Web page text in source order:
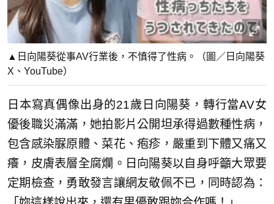
▲日向陽葵從事AV行業後，不慎得了性病。（圖／日向陽葵
X、YouTube）
日本寫真偶像出身的21歲日向陽葵，轉行當AV女
優後職災滿滿，她拍影片公開坦承得過數種性病，
包含感染脲原體、菜花、疱疹，嚴重到下體又痛又
癢，皮膚表層全腐爛。日向陽葵以自身呼籲大眾要
定期檢查，勇敢發言讓網友敬佩不已，同時認為：